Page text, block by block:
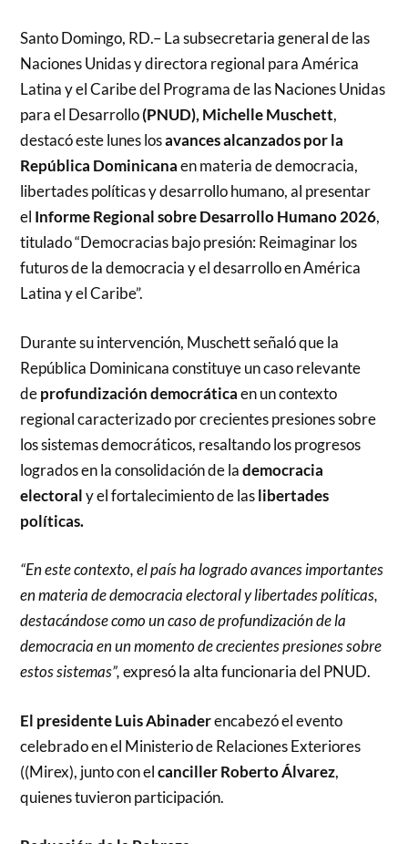
Santo Domingo, RD.– La subsecretaria general de las
Naciones Unidas y directora regional para América
Latina y el Caribe del Programa de las Naciones Unidas
para el Desarrollo(PNUD),Michelle Muschett,
destacó este lunes losavances alcanzados por la
República Dominicanaen materia de democracia,
libertades políticas y desarrollo humano, al presentar
el Informe Regional sobre Desarrollo Humano 2026,
titulado “Democracias bajo presión: Reimaginar los
futuros de la democracia y el desarrollo en América
Latina y el Caribe”.
Durante su intervención, Muschett señaló que la
República Dominicana constituye un caso relevante
deprofundización democráticaen un contexto
regional caracterizado por crecientes presiones sobre
los sistemas democráticos, resaltando los progresos
logrados en la consolidación de lademocracia
electoraly el fortalecimiento de laslibertades
políticas.
“En este contexto, el país ha logrado avances importantes
en materia de democracia electoral y libertades políticas,
destacándose como un caso de profundización de la
democracia en un momento de crecientes presiones sobre
estos sistemas”,expresó la alta funcionaria del PNUD.
El presidente Luis Abinaderencabezó el evento
celebrado en el Ministerio de Relaciones Exteriores
((Mirex), junto con elcanciller Roberto Álvarez,
quienes tuvieron participación.